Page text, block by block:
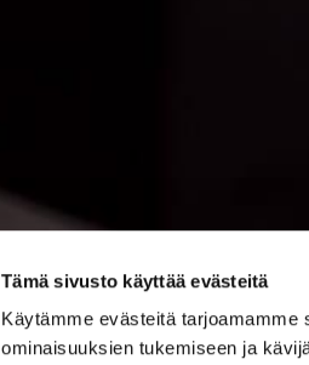
Tämä sivusto käyttää evästeitä
Käytämme evästeitä tarjoamamme
ominaisuuksien tukemiseen ja